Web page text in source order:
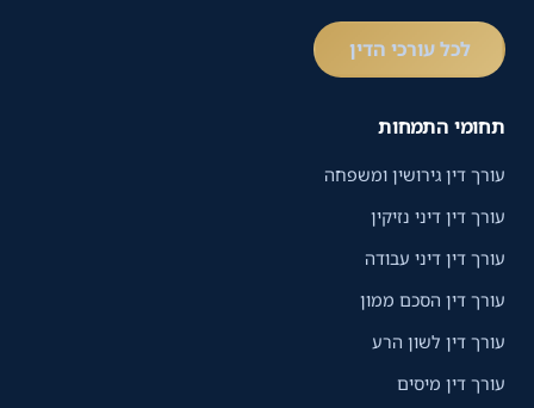
לכל עורכי הדין
תחומי התמחות
עורך דין גירושין ומשפחה
עורך דין דיני נזיקין
עורך דין דיני עבודה
עורך דין הסכם ממון
עורך דין לשון הרע
עורך דין מיסים